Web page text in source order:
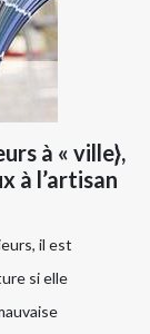
à « ville},
à l’artisan
il est
si elle